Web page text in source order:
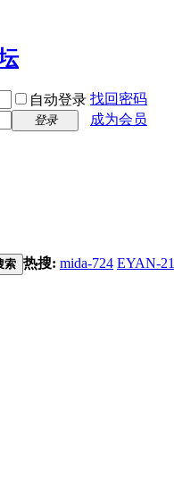
自动登录 找回密码
登录
成为会员
索 热搜: mida-724 EYAN-